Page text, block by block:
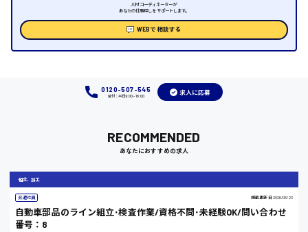
時給1100円～
人材コーディネーターが
あなたの仕事探しをサポートします。
WEBで相談する
0120-507-545
受付：平日9:00 - 18:00
求人に応募
RECOMMENDED
あなたにおすすめの求人
組立、加工
派遣社員 掲載更新日 2026/06/23
自動車部品のライン組立･検査作業/資格不問･未経験OK/問い合わせ
番号：8